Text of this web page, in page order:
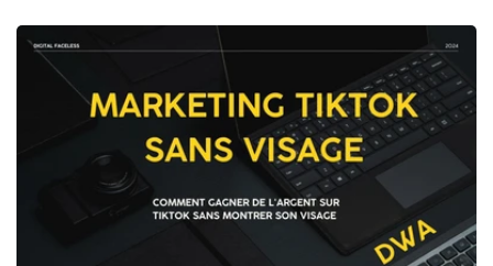
à l'écoute du client et fait de son mieux pour le satisfaire.
Je l’ai trouvé vraiment réactif, une meilleure prise en
charge de mes demandes de modification et très
arrangeant. Ne change surtout pas. Merci beaucoup.
@Amk93 A l'écoute et répond au besoin demander je
recommande fortement. Passez à l'action maintenant !